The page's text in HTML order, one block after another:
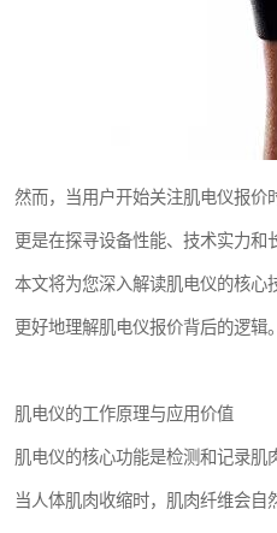
然而，当用户开始关注肌电仪报价
更是在探寻设备性能、技术实力和
本文将为您深入解读肌电仪的核心
更好地理解肌电仪报价背后的逻辑。
肌电仪的工作原理与应用价值
肌电仪的核心功能是检测和记录肌
当人体肌肉收缩时，肌肉纤维会